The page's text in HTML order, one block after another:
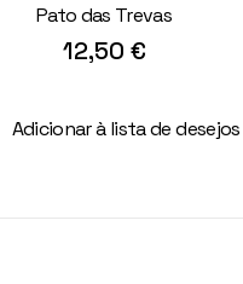
Pato das Trevas
12,50 €
Adicionar à lista de desejos